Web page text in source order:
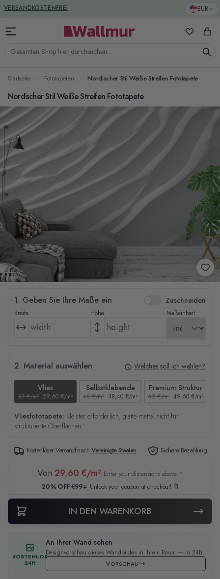
Zum Inhalt springen EUR
Gesamten Shop hier durchsuchen...
Meine
VERSANDKOSTENFREI
GREENGUARD ZERTIFIZIERT
Startseite Fototapeten Nordischer Stil Weiße Streifen Fototapete
Nordischer Stil Weiße Streifen Fototapete
1. Geben Sie Ihre Maße ein Zuschneiden
Breite Höhe Maßeinheit
2. Material auswählen Welches soll ich wählen?
Vlies
37 €/m² 29,60 €/m²
Selbstklebende
48 €/m² 38,40 €/m²
Premium Struktur
62 €/m² 49,60 €/m²
Vliesfototapete: Kleister erforderlich, glatte matte, nicht für
strukturierte Oberflächen
Kostenloser Versand nachVereinigte Staaten Sichere Bezahlung
Von 29,60 €/m² Enter your dimensions above ↑
20% OFF €99+ Unlock your coupon at checkout! 🔖
IN DEN WARENKORB
KOSTENLOS
24H
An Ihrer Wand sehen
Designvorschau dieses Wandbildes in Ihrem Raum — in 24h.
VORSCHAU